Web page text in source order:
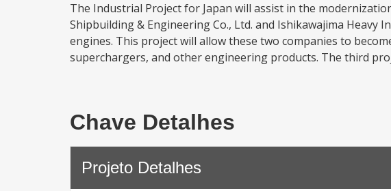
The Industrial Project for Japan will assist in the
Shipbuilding & Engineering Co., Ltd. and Ishikawajima Heavy
engines. This project will allow these two companies to
superchargers, and other engineering products. The third
Chave Detalhes
Projeto Detalhes